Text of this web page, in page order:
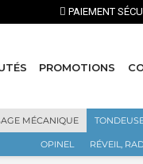
PROMOTIONS
MÉCANIQUE
OPINEL RÉVEIL,